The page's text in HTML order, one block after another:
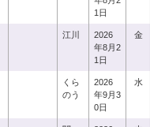
1日
江川
2026
年8月2
1日
金
くら
のう
2026
年9月3
0日
水